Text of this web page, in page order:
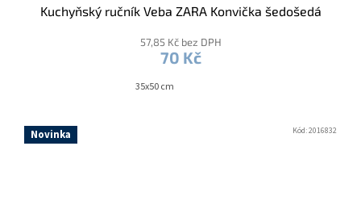
Kuchyňský ručník Veba ZARA Konvička šedošedá
57,85 Kč bez DPH
70 Kč
35x50 cm
Novinka Kód:2016832